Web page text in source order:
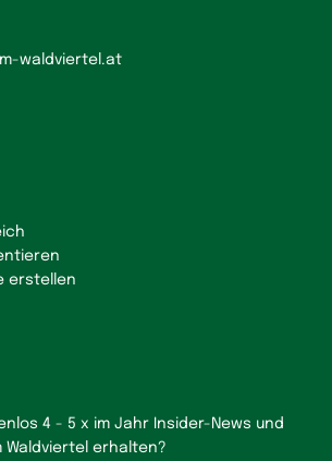
waldviertel.at
erstellen
4 - 5 x im Jahr Insider-News und
Waldviertel erhalten?